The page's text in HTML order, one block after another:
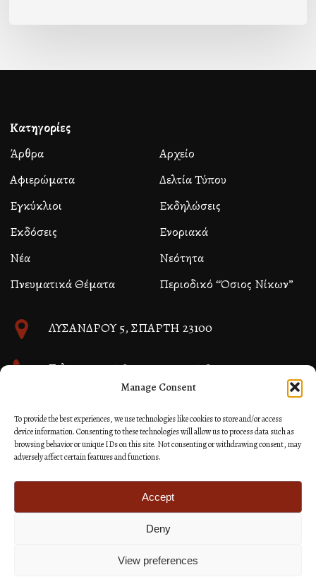
Manage Consent
To provide the best experiences, we use technologies like cookies to store and/or access
device information. Consenting to these technologies will allow us to process data such as
browsing behavior or unique IDs on this site. Not consenting or withdrawing consent, may
adversely affect certain features and functions.
Accept
Deny
View preferences
Κατηγορίες
Άρθρα
Αρχείο
Αφιερώματα
Δελτία Τύπου
Εγκύκλιοι
Εκδηλώσεις
Εκδόσεις
Ενοριακά
Νέα
Νεότητα
Πνευματικά Θέματα
Περιοδικό “Όσιος Νίκων”
ΛΥΣΑΝΔΡΟΥ 5, ΣΠΑΡΤΗ 23100
Τηλ. 27310 26580 και 27310 26581
Κατασκευή Ιστοσελίδων Site as you GO: Falcon από
Hellenic Technologies